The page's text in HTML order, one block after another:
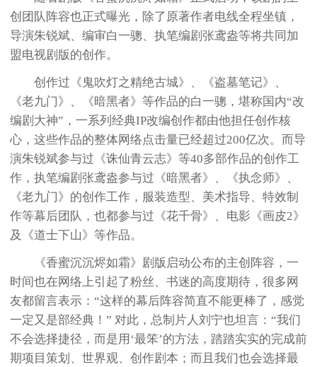
创团队阵容也正式曝光，除了原著作者电线全程坐镇，
导演朱锐斌、编审白一骢、执笔编剧张鸢盎等将共同加
盟电视剧版的创作。
创作过《鬼吹灯之精绝古城》、《盗墓笔记》、
《老九门》、《暗黑者》等作品的白一骢，堪称国内“改
编剧大神”，一系列经典IP改编创作都由他担任创作核
心，这些作品的整体网络点击量已经超过200亿次。而导
演朱锐斌参与过《诛仙青云志》等40多部作品的创作工
作，执笔编剧张鸢盎参与过《暗黑者》、《执念师》、
《老九门》的创作工作，服装造型、美术指导、特效制
作等幕后团队，也都参与过《花千骨》、电影《画皮2》
及《道士下山》等作品。
《香蜜沉沉烬如霜》剧版启动公布的主创阵容，一
时间也在网络上引起了粉丝、书迷的高度期待，很多网
友都留言表示：“这样的幕后阵容简直不能更棒了，感觉
一定又是部经典！” 对此，总制片人刘宁也坦言：“我们
不会选择捷径，而是用‘最笨’的方法，踏踏实实的完成前
期项目策划、世界观、创作剧本；而且我们也会选择最